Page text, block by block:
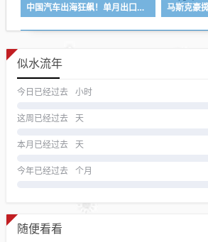
中国汽车出海狂飙！单月出口109万辆：同比暴涨57%
似水流年
今日已经过去 小时
这周已经过去 天
本月已经过去 天
今年已经过去 个月
随便看看